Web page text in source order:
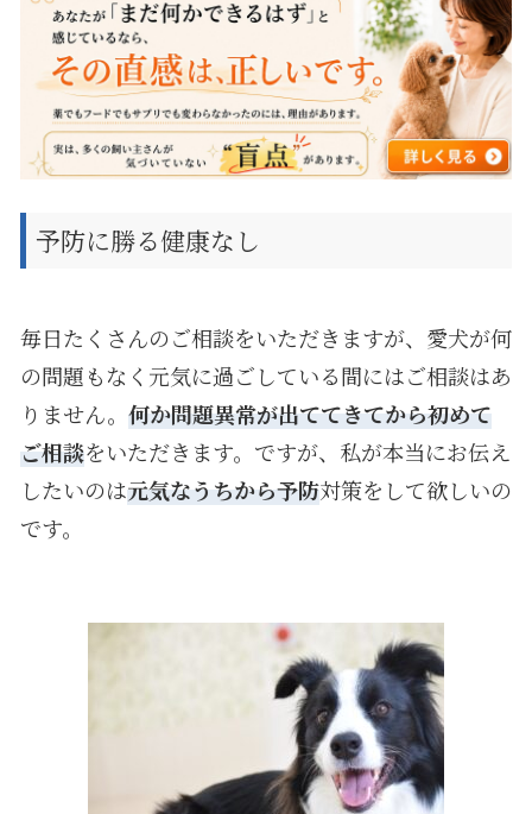
予防に勝る健康なし
毎日たくさんのご相談をいただきますが、愛犬が何
の問題もなく元気に過ごしている間にはご相談はあ
りません。 何か問題異常が出ててきてから初めて
ご相談をいただきます。ですが、私が本当にお伝え
したいのは元気なうちから予防対策をして欲しいの
です。